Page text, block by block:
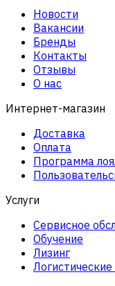
Новости
Вакансии
Бренды
Контакты
Отзывы
О нас
Интернет-магазин
Доставка
Оплата
Программа
Услуги
Сервисное
Обучение
Лизинг